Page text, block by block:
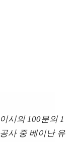
시의 100분의 1
사 중 베이난 유